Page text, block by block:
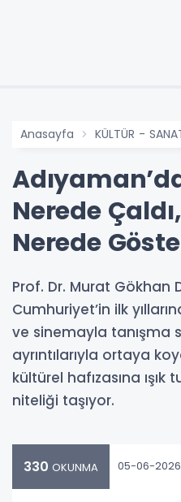
Anasayfa KÜLTÜR -
Nerede
Nerede
Prof. Dr. Murat Gökhan
Cumhuriyet’in ilk
ve sinemayla tanışma
ayrıntılarıyla ortaya
kültürel hafızasına
niteliği taşıyor.
330 OKUNMA 05-06-2026